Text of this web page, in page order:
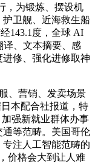
，为锻炼、摆设机
卫舰、近海救生船
143.1度，全球 AI
译、文本摘要、感
修、强化进修取神
、营销、发卖场景
本配合社报道，特
强新就业群体办事
等范畴。美国哥伦
注人工智能范畴的
价格会大到让人难